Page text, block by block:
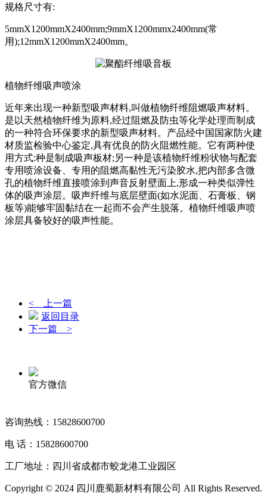
规格尺寸有:
5mmX1200mmX2400mm;9mmX1200mmx2400mm(常
用);12mmX1200mmX2400mm。
植物纤维吸声喷涂
近年来出现一种新型吸声材料,叫做植物纤维阻燃吸声材料。
是以天然植物纤维为原料,经过阻燃及防虫等化学处理而制成
的一种符合环保要求的新型吸声材料。产品经中国国家防火建
材质监检验中心鉴定,具有优良的防火阻燃性能。它有两种使
用方式:种是制成吸声板材;另一种是该植物纤维粉状物与配套
专用喷涂设备、专用的阻燃高黏性无污染胶水,把内部多含微
孔的植物纤维直接喷涂到声音反射壁面上,形成一种类似弹性
体的吸声涂层。吸声纤维与底层壁面(如水泥面、石膏板、钢
板等)能够牢固黏结在一起而不会产生脱落。植物纤维吸声喷
涂层具备较好的吸声性能。
< 上一篇
返回目录
下一篇 >
官方微信
咨询热线：15828600700
电 话：15828600700
工厂地址：四川省成都市蛟龙港工业园区
Copyright © 2024 四川鹿蜀新材料有限公司 All Rights Reserved.